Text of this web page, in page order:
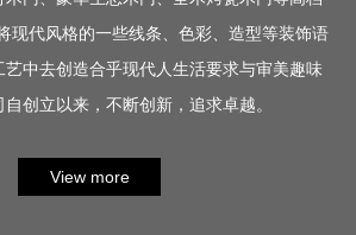
现代风格的一些线条、色彩、造型等装饰语
中去创造合乎现代人生活要求与审美趣味
创立以来，不断创新，追求卓越。
造企业。本厂凭借永康门业制造基地地丰富
View more